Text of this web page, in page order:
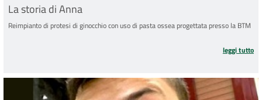
La storia di Anna
Reimpianto di protesi di ginocchio con uso di pasta ossea progettata presso la BTM
leggi tuttola